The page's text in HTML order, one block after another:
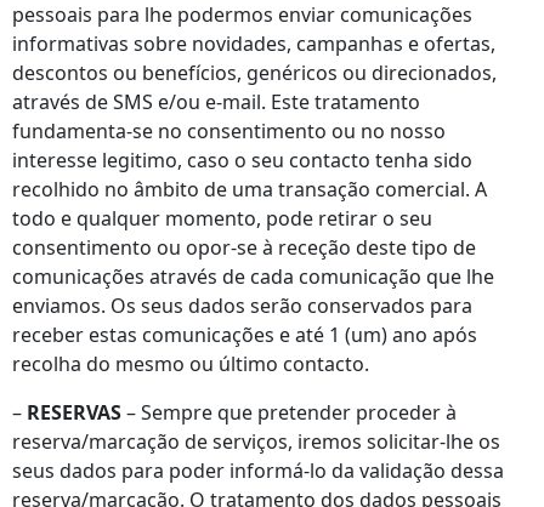
pessoais para lhe podermos enviar comunicações
informativas sobre novidades, campanhas e ofertas,
descontos ou benefícios, genéricos ou direcionados,
através de SMS e/ou e-mail. Este tratamento
fundamenta-se no consentimento ou no nosso
interesse legitimo, caso o seu contacto tenha sido
recolhido no âmbito de uma transação comercial. A
todo e qualquer momento, pode retirar o seu
consentimento ou opor-se à receção deste tipo de
comunicações através de cada comunicação que lhe
enviamos. Os seus dados serão conservados para
receber estas comunicações e até 1 (um) ano após
recolha do mesmo ou último contacto.
– RESERVAS– Sempre que pretender proceder à
reserva/marcação de serviços, iremos solicitar-lhe os
seus dados para poder informá-lo da validação dessa
reserva/marcação. O tratamento dos dados pessoais